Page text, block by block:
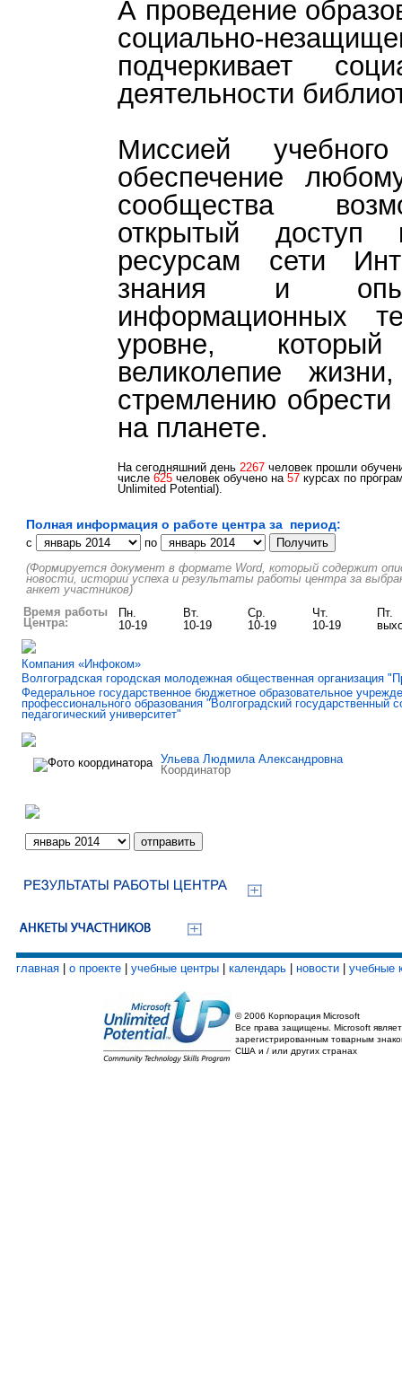
А проведение
социально-
подчеркивает
деятельности
Миссией
обеспечение
сообщества
открытый доступ
ресурсам сети
знания и опыт
информационных
уровне,
великолепие
стремлению
на планете.
На сегодняшний день 2267 человек прошли
числе 625 человек обучено на 57 курсах по
Unlimited Potential).
Полная информация о работе центра за период:
c
по
(Формируется документ в формате Word, который содержит
новости, истории успеха и результаты работы центра за
анкет участников)
Время работы
Центра:
Пн. Вт. Ср. Чт.
Пт.
10-19
10-19 10-19 10-19
Компания «Инфоком»
Волгоградская городская молодежная общественная организация
Федеральное государственное бюджетное образовательное
профессионального образования "Волгоградский государственный
педагогический университет"
Ульева Людмила Александровна
Координатор
главная о проекте учебные центры календарь новости учебные
© 2006 Корпорация Microsoft
Все права защищены. Microsoft
зарегистрированным товарным
США и / или других странах